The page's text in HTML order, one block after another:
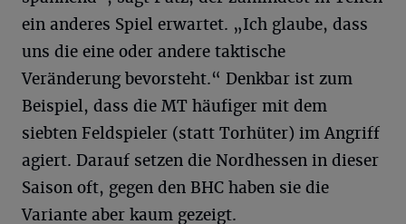
ein anderes Spiel erwartet. „Ich glaube, dass
uns die eine oder andere taktische
Veränderung bevorsteht.“ Denkbar ist zum
Beispiel, dass die MT häufiger mit dem
siebten Feldspieler (statt Torhüter) im Angriff
agiert. Darauf setzen die Nordhessen in dieser
Saison oft, gegen den BHC haben sie die
Variante aber kaum gezeigt.